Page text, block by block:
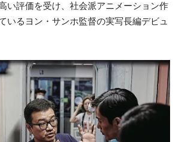
い評価を受け、社会派アニメーション作
いるヨン・サンホ監督の実写長編デビュ